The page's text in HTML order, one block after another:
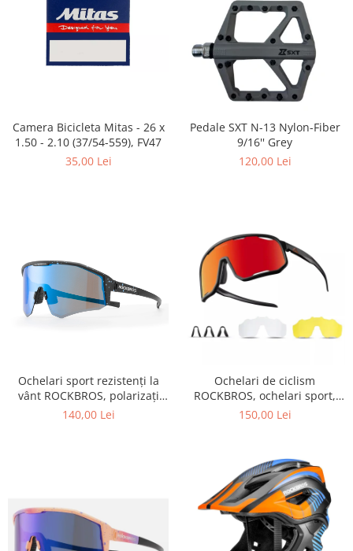
Saboti de frana
Schimbatoare viteze
Camera Bicicleta Mitas - 26 x
1.50 - 2.10 (37/54-559), FV47
35,00 Lei
Pedale SXT N-13 Nylon-Fiber
9/16'' Grey
120,00 Lei
Ochelari sport rezistenți la
vânt ROCKBROS, polarizați
pentru ciclism, ochelari de
140,00 Lei
Ochelari de ciclism
ROCKBROS, ochelari sport,
ramă fotocromatică TR
150,00 Lei